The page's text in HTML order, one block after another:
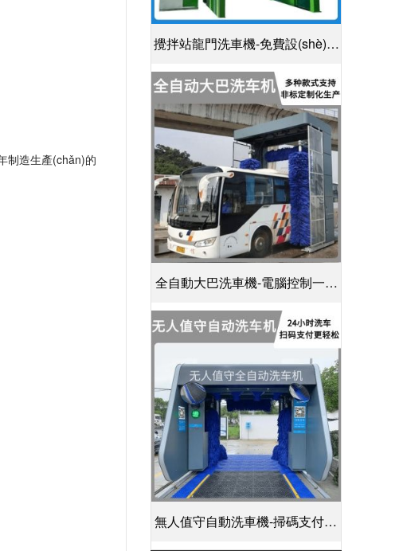
年制造生產(chǎn)的
攪拌站龍門洗車機-免費設(shè)計
30S潔凈方案[隆茂鑫晟]
全自動大巴洗車機-電腦控制一鍵
啟動清洗[隆茂鑫晟]
無人值守自動洗車機-掃碼支付24